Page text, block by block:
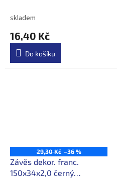
skladem
16,40 Kč
Do košíku
29,30 Kč –36 %
Závěs dekor. franc.
150x34x2,0 černý